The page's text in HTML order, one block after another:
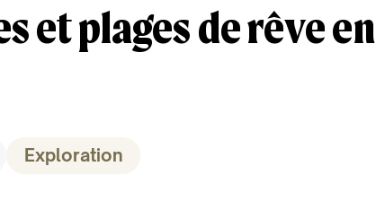
et plages de rêve en
Exploration